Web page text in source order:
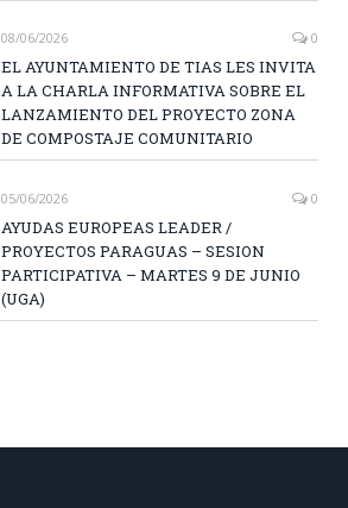
08/06/2026 0
EL AYUNTAMIENTO DE TIAS LES INVITA
A LA CHARLA INFORMATIVA SOBRE EL
LANZAMIENTO DEL PROYECTO ZONA
DE COMPOSTAJE COMUNITARIO
05/06/2026 0
AYUDAS EUROPEAS LEADER /
PROYECTOS PARAGUAS – SESION
PARTICIPATIVA – MARTES 9 DE JUNIO
(UGA)